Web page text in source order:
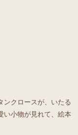
ンクロースが、いたる
い小物が見れて、絵本